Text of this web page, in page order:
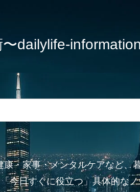
dailylife-
・家事・メンタルケアなど、
今日すぐに役立つ」具体的な